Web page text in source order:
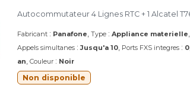
Fabricant : Panafone Type : Appliance materielle
Appels simultanes :Jusqu'a 10 Ports FXS integres : 0
an Couleur : Noir
Non disponible